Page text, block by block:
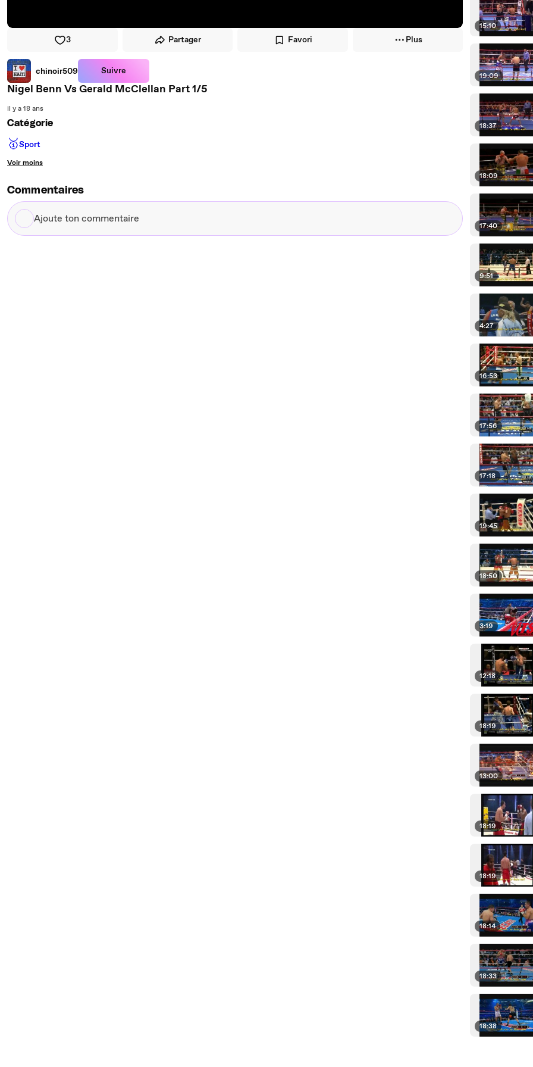
3 Partager Favori Plus
chinoir509 Suivre
Nigel Benn Vs Gerald McClellan Part 1/5
il y a 18 ans
Catégorie
🥇Sport
Voir moins
Commentaires
Ajoute
ton
15:10
19:09
18:37
18:09
17:40
9:51
4:27
16:53
17:56
17:18
19:45
18:50
3:19
12:18
18:19
13:00
18:19
18:19
18:14
18:33
18:38